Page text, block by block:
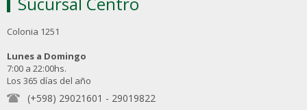
Colonia 1251
Lunes a Domingo
7:00 a 22:00hs.
Los 365 días del año
(+598) 29021601 - 29019822